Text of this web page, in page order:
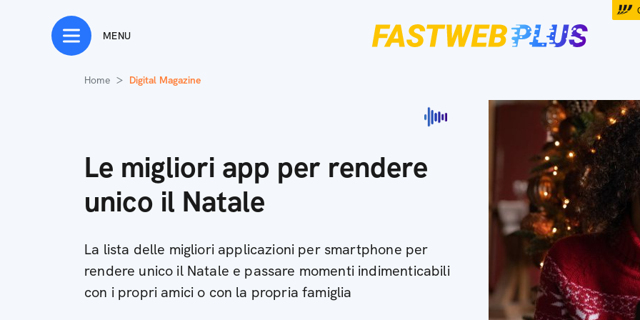
MENU
Home Digital Magazine
Le migliori app per rendere
unico il Natale
La lista delle migliori applicazioni per smartphone per
rendere unico il Natale e passare momenti indimenticabili
con i propri amici o con la propria famiglia